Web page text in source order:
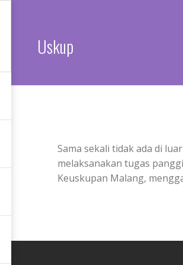
Uskup
Sama sekali tidak ada di
melaksanakan tugas
Keuskupan Malang,